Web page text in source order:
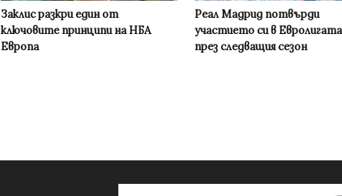
Заклис разкри един от
ключовите принципи на НБА
Европа
Реал Мадрид потвърди
участието си в
през следващия сезон